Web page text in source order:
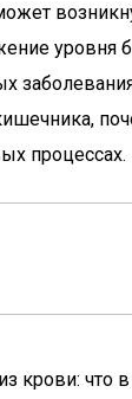
уровня
процессах.
крови: что